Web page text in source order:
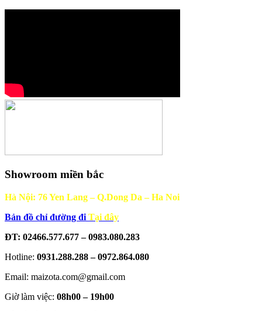
Showroom miền bắc
Hà Nội: 76 Yen Lang – Q.Dong Da – Ha Noi
Bản đồ chỉ đường đi Tại đây
ĐT: 02466.577.677 – 0983.080.283
Hotline: 0931.288.288 – 0972.864.080
Email: maizota.com@gmail.com
Giờ làm việc: 08h00 – 19h00